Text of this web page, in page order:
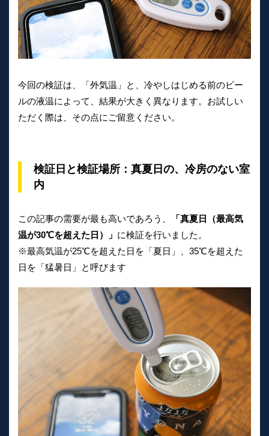
今回の検証は、「外気温」と、冷やしはじめる前のビー
ルの液温によって、結果が大きく異なります。お試しい
ただく際は、その点にご留意ください。
検証日と検証場所：真夏日の、冷房のない室
内
この記事の需要が最も高いであろう、
「真夏日（最高気
温が30℃を超えた日）」 に検証を行いました。
※最高気温が25℃を超えた日を「夏日」、35℃を超えた
日を「猛暑日」と呼びます